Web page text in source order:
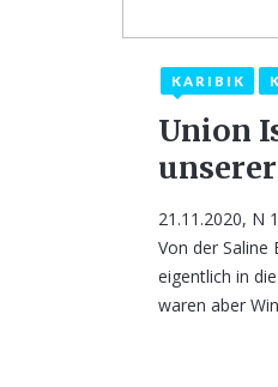
1.
KARIBIK
Union
21.11.2020, N
Von der Saline
eigentlich in
waren aber